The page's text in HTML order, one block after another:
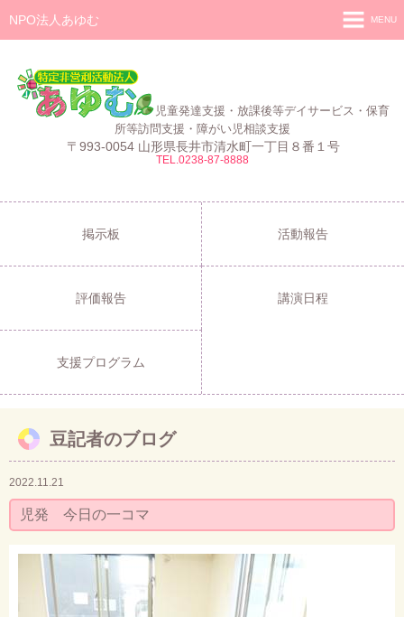
NPO法人あゆむ
児童発達支援・放課後等デイサービス・保育
所等訪問支援・障がい児相談支援
〒993-0054 山形県長井市清水町一丁目８番１号
TEL.0238-87-8888
MENU
施設紹介
あゆむZIBUN LABO
サービス内容
支援プログラム
ご利用について
採用情報
お問い合わせ
掲示板 活動報告
評価報告 講演日程
支援プログラム
豆記者のブログ
2022.11.21
児発 今日の一コマ